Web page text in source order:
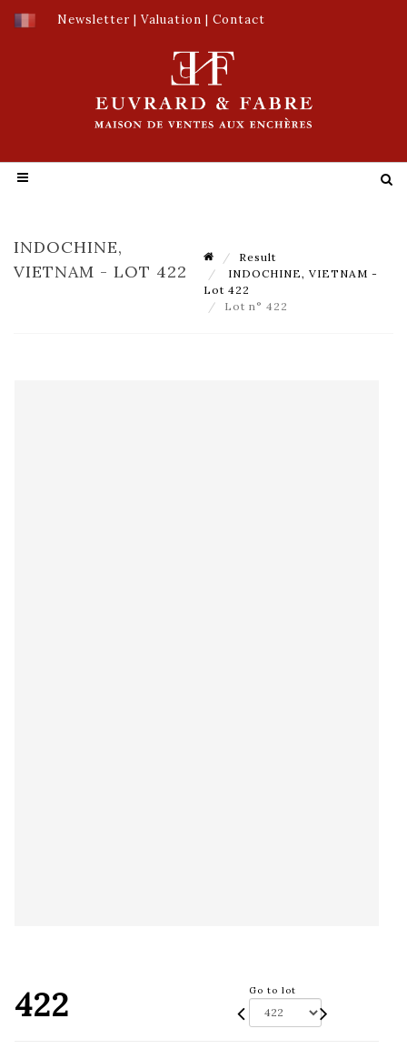
Newsletter | Valuation | Contact
INDOCHINE,
VIETNAM - LOT 422
Result
INDOCHINE, VIETNAM -
Lot 422
Lot n° 422
422 Go to lot